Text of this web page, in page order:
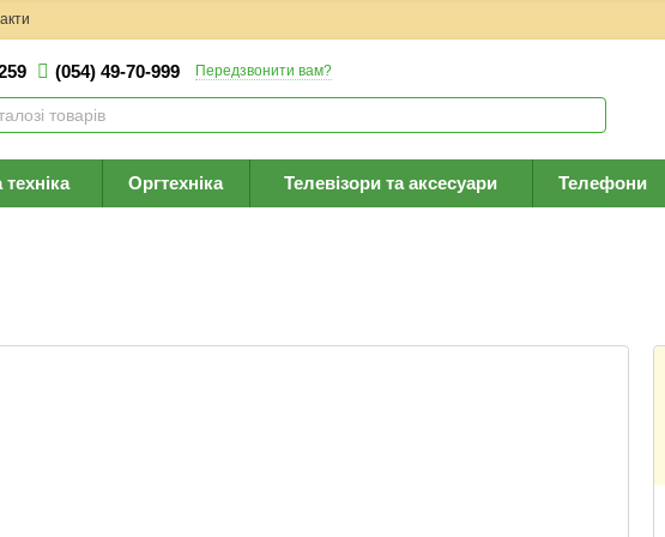
(054) 49-70-999 Передзвонити вам?
Оргтехніка Телевізори та аксесуари Телефони